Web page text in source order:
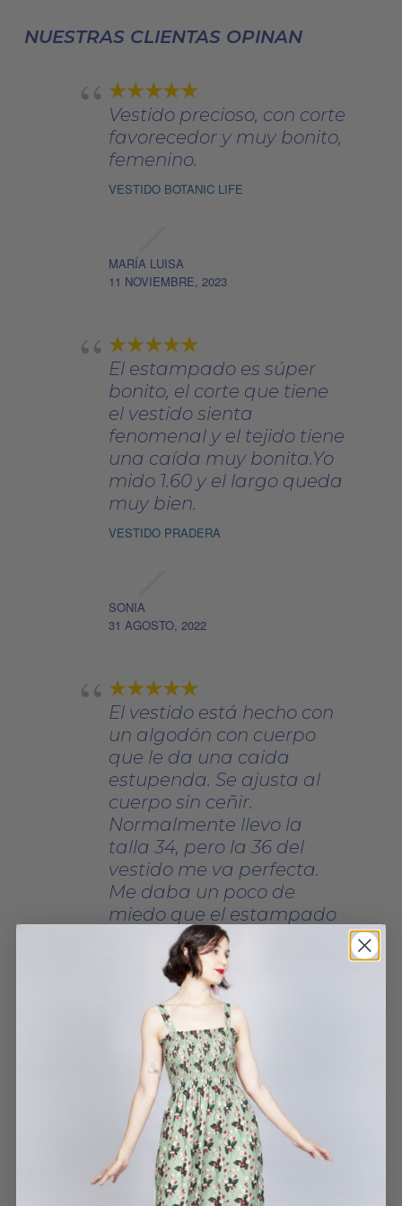
elegir
de
NUESTRAS CLIENTAS OPINAN
Vestido precioso, con corte
favorecedor y muy bonito,
femenino.
VESTIDO BOTANIC LIFE
MARÍA LUISA
11 NOVIEMBRE, 2023
El estampado es súper
bonito, el corte que tiene
el vestido sienta
fenomenal y el tejido tiene
una caída muy bonita.Yo
mido 1.60 y el largo queda
muy bien.
VESTIDO PRADERA
SONIA
31 AGOSTO, 2022
El vestido está hecho con
un algodón con cuerpo
que le da una caida
estupenda. Se ajusta al
cuerpo sin ceñir.
Normalmente llevo la
talla 34, pero la 36 del
vestido me va perfecta.
Me daba un poco de
miedo que el estampado
fuese muy cantón, pero
una vez puesto el
estampado tiene una
tonalidad verdosa
preciosa. Es tan cómodo y
bonito que me compré
otro con un estampado
diferente (Ramillete, que
también es genial).
CAMISERO FLOWERS